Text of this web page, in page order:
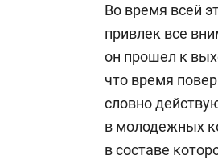
Во время всей
привлек все
он прошел к
что время
словно
в молодежных
в составе